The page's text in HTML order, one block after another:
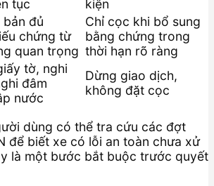
tục
kiện
đủ
chứng từ
quan trọng
Chỉ cọc khi bổ sung
bằng chứng trong
thời hạn rõ ràng
tờ, nghi
đâm
nước
Dừng giao dịch,
không đặt cọc
dùng có thể tra cứu các đợt
để biết xe có lỗi an toàn chưa xử
là một bước bắt buộc trước quyết